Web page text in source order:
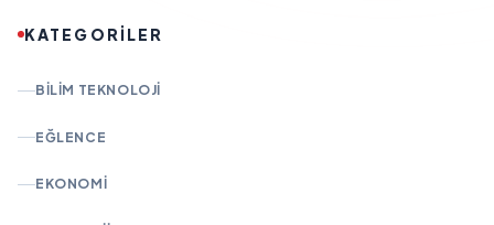
KATEGORİLER
BILIM TEKNOLOJI
EĞLENCE
EKONOMI